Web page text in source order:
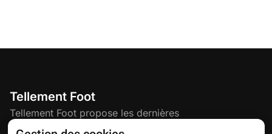
Tellement Foot
Tellement Foot propose les dernières
actualités et nouveautés créatives dédiées